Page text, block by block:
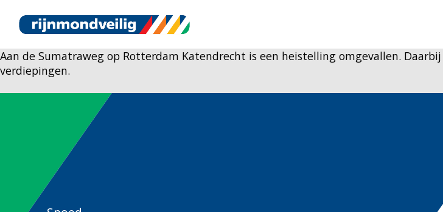
Aan de Sumatraweg op Rotterdam Katendrecht is een heistelling omgevallen.
verdiepingen.